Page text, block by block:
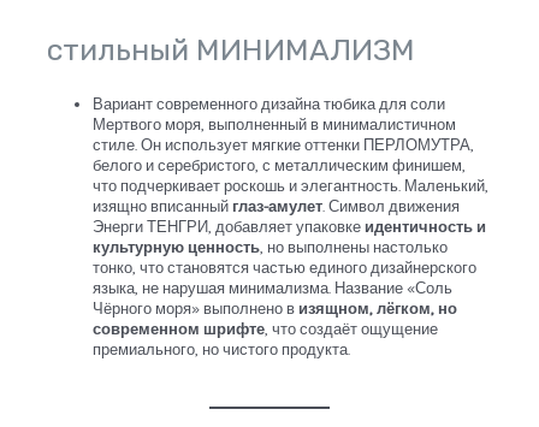
стильный МИНИМАЛИЗМ
Вариант современного дизайна тюбика для соли
Мертвого моря, выполненный в минималистичном
стиле. Он использует мягкие оттенки ПЕРЛОМУТРА,
белого и серебристого, с металлическим финишем,
что подчеркивает роскошь и элегантность. Маленький,
изящно вписанный глаз-амулет . Символ движения
Энерги ТЕНГРИ, добавляет упаковке идентичность и
культурную ценность , но выполнены настолько
тонко, что становятся частью единого дизайнерского
языка, не нарушая минимализма. Название «Соль
Чёрного моря» выполнено в изящном, лёгком, но
современном шрифте , что создаёт ощущение
премиального, но чистого продукта.